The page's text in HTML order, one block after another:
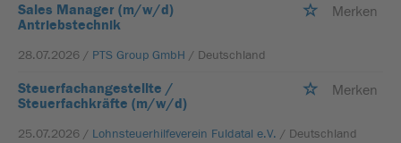
Sales Manager (m/w/d)
Antriebstechnik
Merken
28.07.2026 / PTS Group GmbH / Deutschland
Steuerfachangestellte /
Steuerfachkräfte (m/w/d)
Merken
25.07.2026 / Lohnsteuerhilfeverein Fuldatal e.V. / Deutschland